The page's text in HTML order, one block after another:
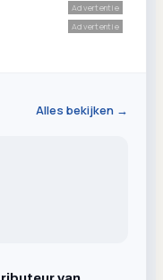
Advertentie
Advertentie
Alles bekijken →